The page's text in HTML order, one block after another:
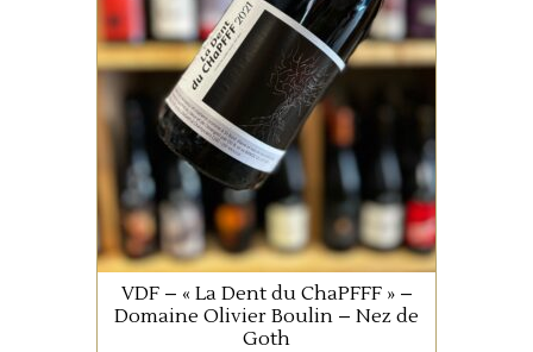
Cette vigne est plantée en
haut des montagnes, chez Mr
et Mme « Pomme ». Ce vin
est issu d’un cépage bien
connu la Mondeuse, étant
classé Vin Sans Origine
Géographique. Bref, plein de
mystère, c’est avant tout un
joli canon nature, plein de
fraîcheur et de personnalité,
AJOUTER AU PANIER
VDF – « La Dent du ChaPFFF » –
Domaine Olivier Boulin – Nez de
Goth